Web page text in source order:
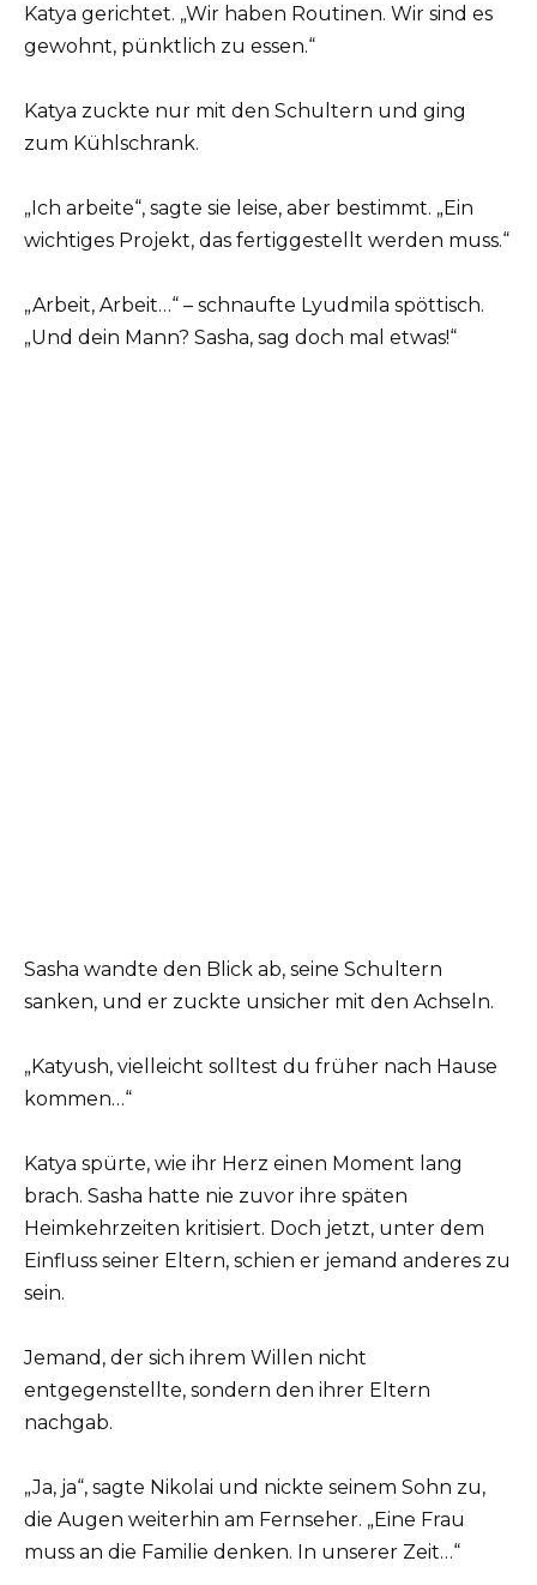
Katya gerichtet. „Wir haben Routinen. Wir sind es
gewohnt, pünktlich zu essen.“
Katya zuckte nur mit den Schultern und ging
zum Kühlschrank.
„Ich arbeite“, sagte sie leise, aber bestimmt. „Ein
wichtiges Projekt, das fertiggestellt werden muss.“
„Arbeit, Arbeit…“ – schnaufte Lyudmila spöttisch.
„Und dein Mann? Sasha, sag doch mal etwas!“
Sasha wandte den Blick ab, seine Schultern
sanken, und er zuckte unsicher mit den Achseln.
„Katyush, vielleicht solltest du früher nach Hause
kommen…“
Katya spürte, wie ihr Herz einen Moment lang
brach. Sasha hatte nie zuvor ihre späten
Heimkehrzeiten kritisiert. Doch jetzt, unter dem
Einfluss seiner Eltern, schien er jemand anderes zu
sein.
Jemand, der sich ihrem Willen nicht
entgegenstellte, sondern den ihrer Eltern
nachgab.
„Ja, ja“, sagte Nikolai und nickte seinem Sohn zu,
die Augen weiterhin am Fernseher. „Eine Frau
muss an die Familie denken. In unserer Zeit…“